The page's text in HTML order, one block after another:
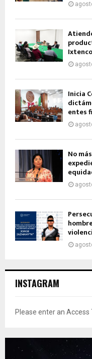
Ixtenco
Inicia
entes
No
INSTAGRAM
Please enter an Access